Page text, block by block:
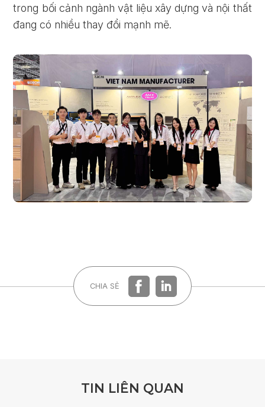
trong bối cảnh ngành vật liệu xây dựng và nội thất
đang có nhiều thay đổi mạnh mẽ.
CHIA SẺ
TIN LIÊN QUAN
Quên mật khẩu?